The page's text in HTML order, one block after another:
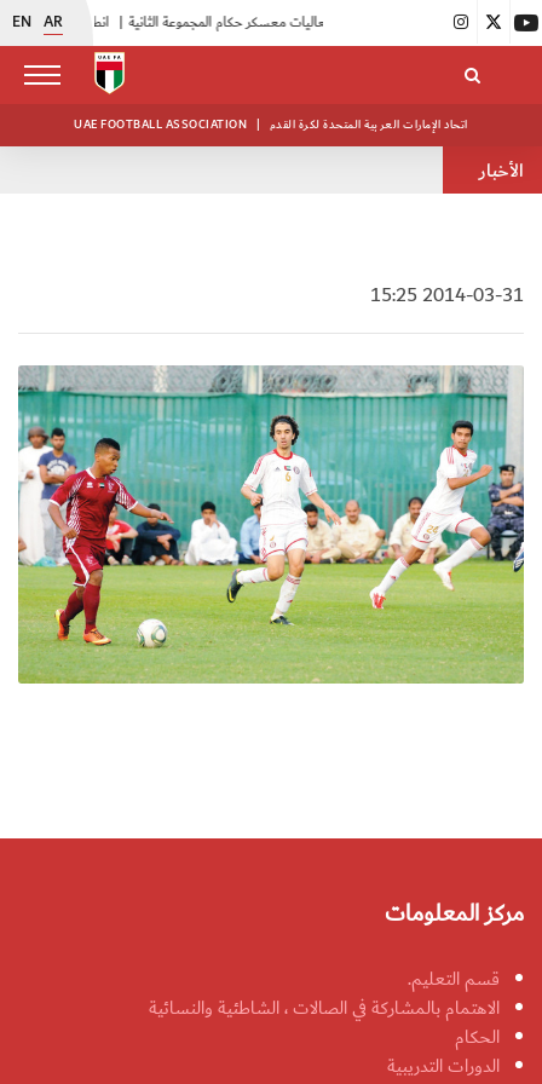
EN AR |
UAE FOOTBALL ASSOCIATION | اتحاد الإمارات العربية المتحدة لكرة القدم
الأخبار
2014-03-31 15:25
مركز المعلومات
قسم التعليم.
الاهتمام بالمشاركة في الصالات ، الشاطئية والنسائية
الحكام
الدورات التدريبية